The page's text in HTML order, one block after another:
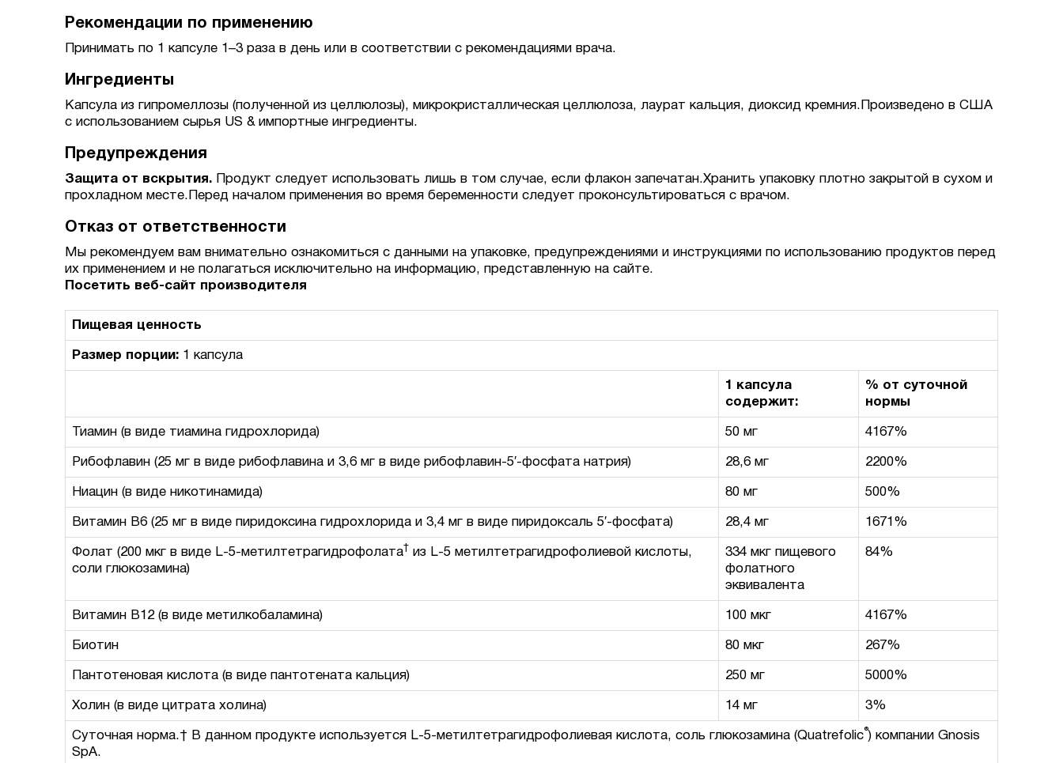
Рекомендации по применению
Принимать по 1 капсуле 1–3 раза в день или в соответствии с рекомендациями врача.
Ингредиенты
Капсула из гипромеллозы (полученной из целлюлозы), микрокристаллическая целлюлоза, лаурат кальция, диоксид кремния.Произведено в США
с использованием сырья US & импортные ингредиенты.
Предупреждения
Защита от вскрытия. Продукт следует использовать лишь в том случае, если флакон запечатан.Хранить упаковку плотно закрытой в сухом и
прохладном месте.Перед началом применения во время беременности следует проконсультироваться с врачом.
Отказ от ответственности
Мы рекомендуем вам внимательно ознакомиться с данными на упаковке, предупреждениями и инструкциями по использованию продуктов перед
их применением и не полагаться исключительно на информацию, представленную на сайте.
Посетить веб-сайт производителя
Пищевая ценность
Размер порции: 1 капсула
1 капсула
содержит:
% от суточной
нормы
Тиамин (в виде тиамина гидрохлорида) 50 мг 4167%
Рибофлавин (25 мг в виде рибофлавина и 3,6 мг в виде рибофлавин-5′-фосфата натрия) 28,6 мг 2200%
Ниацин (в виде никотинамида) 80 мг 500%
Витамин B6 (25 мг в виде пиридоксина гидрохлорида и 3,4 мг в виде пиридоксаль 5′-фосфата) 28,4 мг 1671%
Фолат (200 мкг в виде L-5-метилтетрагидрофолата† из L-5 метилтетрагидрофолиевой кислоты,
соли глюкозамина)
334 мкг пищевого
фолатного
эквивалента
84%
Витамин B12 (в виде метилкобаламина) 100 мкг 4167%
Биотин 80 мкг 267%
Пантотеновая кислота (в виде пантотената кальция) 250 мг 5000%
Холин (в виде цитрата холина) 14 мг 3%
Суточная норма.† В данном продукте используется L-5-метилтетрагидрофолиевая кислота, соль глюкозамина (Quatrefolic®) компании Gnosis
SpA.